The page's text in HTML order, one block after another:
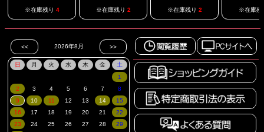
※在庫残り 4 ※在庫残り 2 ※在庫残り 2 ※在庫残